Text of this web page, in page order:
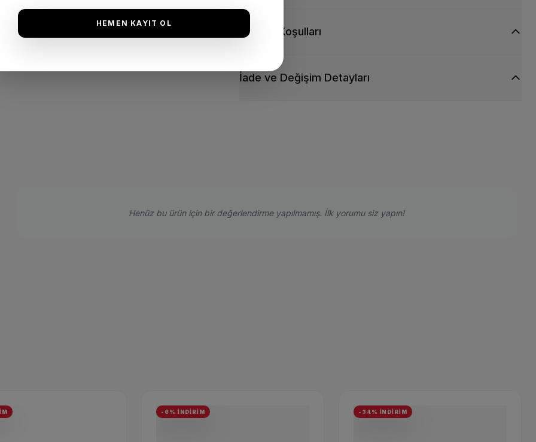
Garanti Koşulları
İade ve Değişim Detayları
Henüz bu ürün için bir değerlendirme yapılmamış. İlk yorumu siz yapın!
-6% İNDİRİM -34% İNDİRİM
HEMEN KAYIT OL